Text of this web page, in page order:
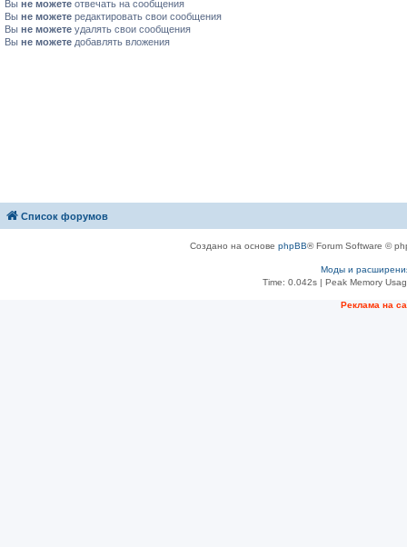
Вы не можете отвечать на сообщения
Вы не можете редактировать свои сообщения
Вы не можете удалять свои сообщения
Вы не можете добавлять вложения
Список форумов
Создано на основе phpBB® Forum Software ©
Моды и
Time: 0.042s| Peak Memory
Рeклама на